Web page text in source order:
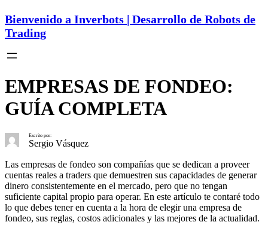
Bienvenido a Inverbots | Desarrollo de Robots de
Trading
EMPRESAS DE FONDEO:
GUÍA COMPLETA
Escrito por:
Sergio Vásquez
Las empresas de fondeo son compañías que se dedican a proveer
cuentas reales a traders que demuestren sus capacidades de generar
dinero consistentemente en el mercado, pero que no tengan
suficiente capital propio para operar. En este artículo te contaré todo
lo que debes tener en cuenta a la hora de elegir una empresa de
fondeo, sus reglas, costos adicionales y las mejores de la actualidad.